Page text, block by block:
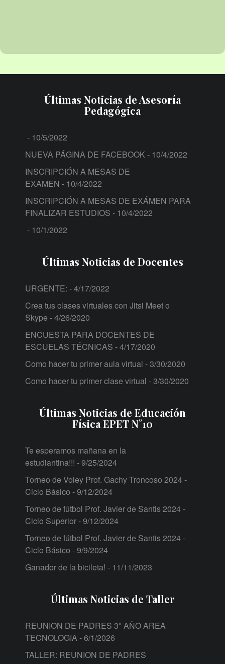
Últimas Noticias de Asesoría
Pedagógica
- 10/5/2022
NUEVA PÁGINA DE FACEBOOK - 10/4/2022
INSCRIPCIÓN A MESAS DE
EXAMEN - 10/4/2022
INSCRIPCIÓN A MESAS DE EXÁMEN PARA
FINALIZAR ESTUDIOS - 10/4/2022
- 10/1/2022
Últimas Noticias de Docentes
URGENTE: - 4/17/2022
Crea tus clases virtuales con Jitsi Meet o
Skype - 4/26/2020
ENCUESTA PARA DOCENTES DE
ESCUELAS TÉCNICAS - 4/17/2020
Como hacer tu primer aula virtual - 3/30/2020
Como hacer tu primer clase virtual - 3/30/2020
Últimas Noticias de Educación
Física EPET N°10
Te esperamos mañana en la
estudiantina!!! - 9/25/2024
Torneo de Voley Prof. Gachy Troncoso 2024 -
Ciclo Básico - 9/12/2024
Torneo de fútbol Prof. Javier de Santis 2024 -
Ciclo Superior- 9/12/2024
Torneo de fútbol Prof. Javier de Santis 2024 -
Ciclo Básico - 9/9/2024
Ganador de la bicileta! - 11/11/2023
Últimas Noticias de Taller
REUNION DE PADRES 3º AÑO AREA
TECNOLOGIA- 6/1/2026
TALLER: REUNION DE PADRES